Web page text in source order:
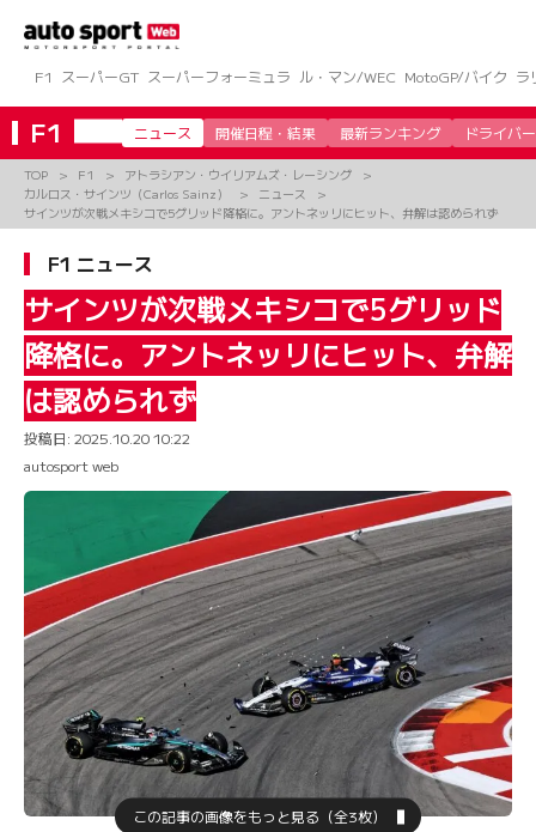
ツ
へ
ス
キ
F1 スーパーGT スーパーフォーミュラ ル・マン/WEC MotoGP/バイク ラ
F1 ニュース 開催日程・結果 最新ランキング ドライバー
TOP F1
アトラシアン・ウイリアムズ・レーシング
カルロス・サインツ（Carlos Sainz）
ニュース
サインツが次戦メキシコで5グリッド降格に。アントネッリにヒット、弁解は認められず
F1 ニュース
サインツが次戦メキシコで5グリッド
降格に。アントネッリにヒット、弁解
は認められず
投稿日: 2025.10.20 10:22
autosport web
この記事の画像をもっと見る（全3枚）